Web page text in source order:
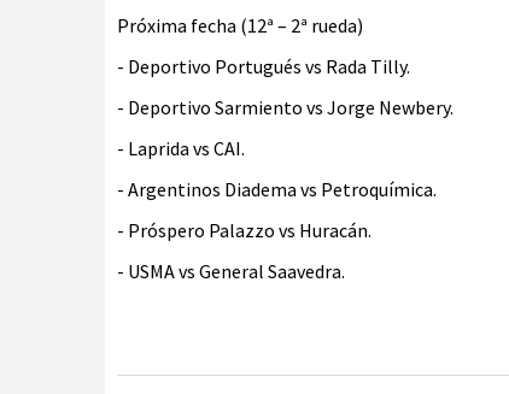
Próxima fecha (12ª – 2ª rueda)
- Deportivo Portugués vs Rada Tilly.
- Deportivo Sarmiento vs Jorge Newbery.
- Laprida vs CAI.
- Argentinos Diadema vs Petroquímica.
- Próspero Palazzo vs Huracán.
- USMA vs General Saavedra.